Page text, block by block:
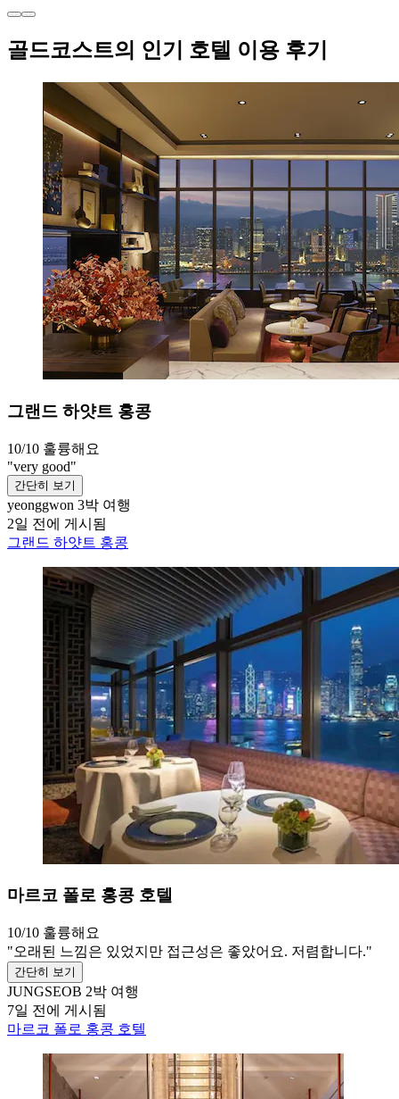
골드코스트의 인기 호텔 이용 후기
그랜드 하얏트 홍콩
10/10 훌륭해요
"very good"
간단히 보기
yeonggwon 3박 여행
2일 전에 게시됨
그랜드 하얏트 홍콩
마르코 폴로 홍콩 호텔
10/10 훌륭해요
"오래된 느낌은 있었지만 접근성은 좋았어요. 저렴합니다."
간단히 보기
JUNGSEOB 2박 여행
7일 전에 게시됨
마르코 폴로 홍콩 호텔